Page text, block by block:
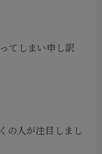
てしまい申し訳
の人が注目しまし